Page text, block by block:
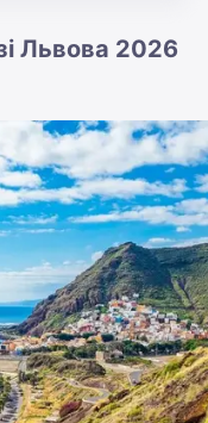
Львова 2026